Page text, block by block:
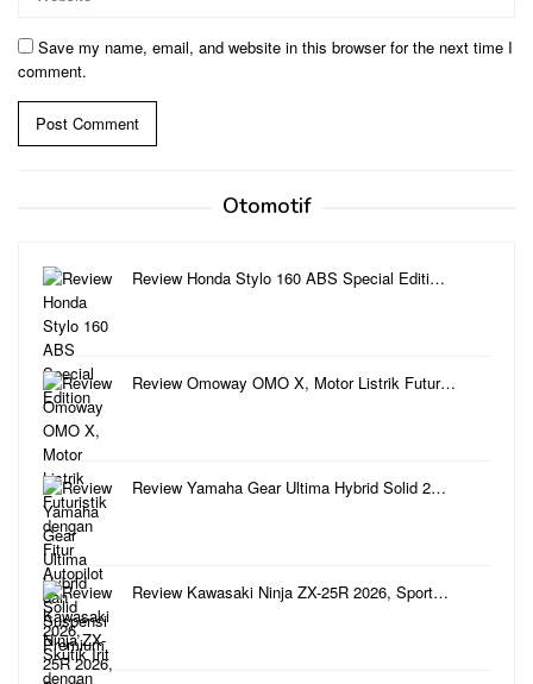
Save my name, email, and website in this browser for the next time I
comment.
Otomotif
Review Honda Stylo 160 ABS Special Editi…
Review Omoway OMO X, Motor Listrik Futur…
Review Yamaha Gear Ultima Hybrid Solid 2…
Review Kawasaki Ninja ZX-25R 2026, Sport…